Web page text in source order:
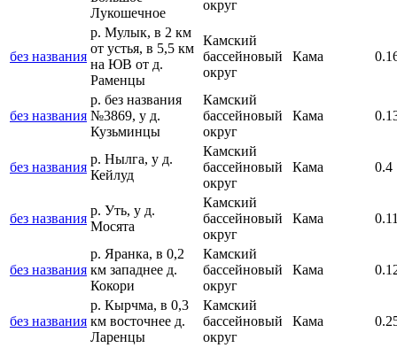
Лукошечное
округ
без названия
р. Мулык, в 2 км
от устья, в 5,5 км
на ЮВ от д.
Раменцы
Камский
бассейновый
округ
Кама
без названия
р. без названия
№3869, у д.
Кузьминцы
Камский
бассейновый
округ
Кама
без названия
р. Нылга, у д.
Кейлуд
Камский
бассейновый
округ
Кама 0.4
без названия
р. Уть, у д.
Мосята
Камский
бассейновый
округ
Кама
без названия
р. Яранка, в 0,2
км западнее д.
Кокори
Камский
бассейновый
округ
Кама
без названия
р. Кырчма, в 0,3
км восточнее д.
Ларенцы
Камский
бассейновый
округ
Кама